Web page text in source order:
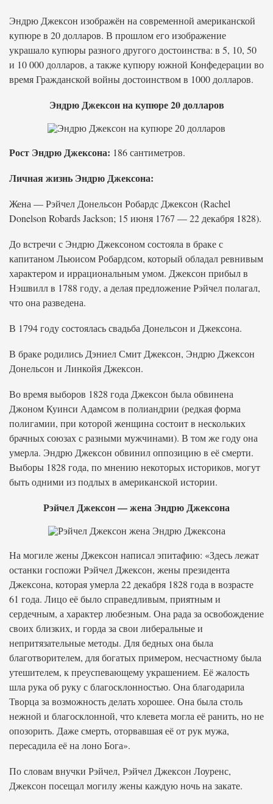
Эндрю Джексон изображён на современной американской
купюре в 20 долларов. В прошлом его изображение
украшало купюры разного другого достоинства: в 5, 10, 50
и 10 000 долларов, а также купюру южной Конфедерации во
время Гражданской войны достоинством в 1000 долларов.
Эндрю Джексон на купюре 20 долларов
Рост Эндрю Джексона: 186 сантиметров.
Личная жизнь Эндрю Джексона:
Жена — Рэйчел Донельсон Робардс Джексон (Rachel
Donelson Robards Jackson; 15 июня 1767 — 22 декабря 1828).
До встречи с Эндрю Джексоном состояла в браке с
капитаном Льюисом Робардсом, который обладал ревнивым
характером и иррациональным умом. Джексон прибыл в
Нэшвилл в 1788 году, а делая предложение Рэйчел полагал,
что она разведена.
В 1794 году состоялась свадьба Донельсон и Джексона.
В браке родились Дэниел Смит Джексон, Эндрю Джексон
Донельсон и Линкойя Джексон.
Во время выборов 1828 года Джексон была обвинена
Джоном Куинси Адамсом в полиандрии (редкая форма
полигамии, при которой женщина состоит в нескольких
брачных союзах с разными мужчинами). В том же году она
умерла. Эндрю Джексон обвинил оппозицию в её смерти.
Выборы 1828 года, по мнению некоторых историков, могут
быть одними из подлых в американской истории.
Рэйчел Джексон — жена Эндрю Джексона
На могиле жены Джексон написал эпитафию: «Здесь лежат
останки госпожи Рэйчел Джексон, жены президента
Джексона, которая умерла 22 декабря 1828 года в возрасте
61 года. Лицо её было справедливым, приятным и
сердечным, а характер любезным. Она рада за освобождение
своих близких, и горда за свои либеральные и
непритязательные методы. Для бедных она была
благотворителем, для богатых примером, несчастному была
утешителем, к преуспевающему украшением. Её жалость
шла рука об руку с благосклонностью. Она благодарила
Творца за возможность делать хорошее. Она была столь
нежной и благосклонной, что клевета могла её ранить, но не
опозорить. Даже смерть, оторвавшая её от рук мужа,
пересадила её на лоно Бога».
По словам внучки Рэйчел, Рэйчел Джексон Лоуренс,
Джексон посещал могилу жены каждую ночь на закате.